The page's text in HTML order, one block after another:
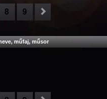
8 9
műfaj, műsor